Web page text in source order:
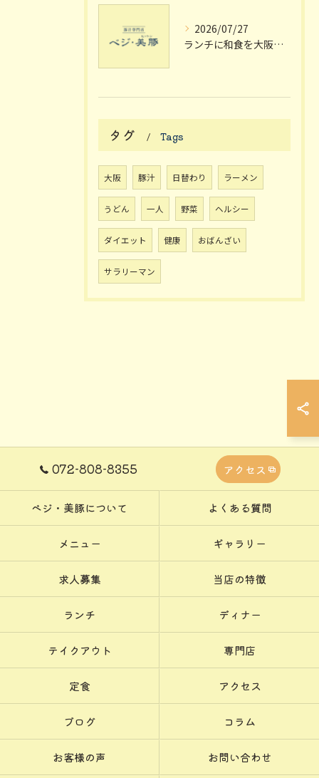
2026/07/27
ランチに和食を大阪府枚方市で楽しむ個室や駅近のおしゃれスポット完全ガイド
タグ Tags
大阪 豚汁 日替わり ラーメン
うどん 一人 野菜 ヘルシー
ダイエット 健康 おばんざい
サラリーマン
072-808-8355 アクセス
ベジ・美豚について よくある質問
メニュー ギャラリー
求人募集 当店の特徴
ランチ ディナー
テイクアウト 専門店
定食 アクセス
ブログ コラム
お客様の声 お問い合わせ